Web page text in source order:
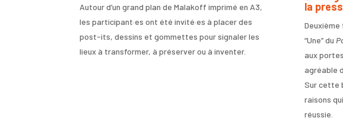
Autour d’un grand plan de Malakoff imprimé en A3,
les participant·es ont été invité·es à placer des
post-its, dessins et gommettes pour signaler les
lieux à transformer, à préserver ou à inventer.
la
“Une” du
aux
agréable
Sur cette
raisons
réussie.